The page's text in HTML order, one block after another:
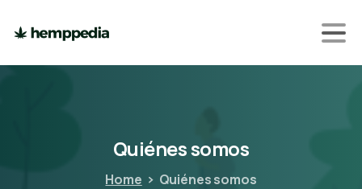
Quiénessomos
Home Quiénes somos